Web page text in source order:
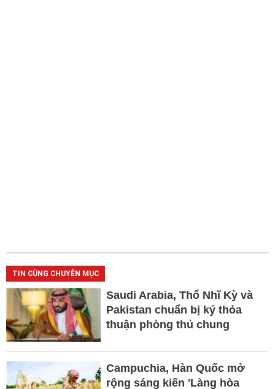
TIN CÙNG CHUYÊN MỤC
Saudi Arabia, Thổ Nhĩ Kỳ và
Pakistan chuẩn bị ký thỏa
thuận phòng thủ chung
Campuchia, Hàn Quốc mở
rộng sáng kiến 'Làng hòa